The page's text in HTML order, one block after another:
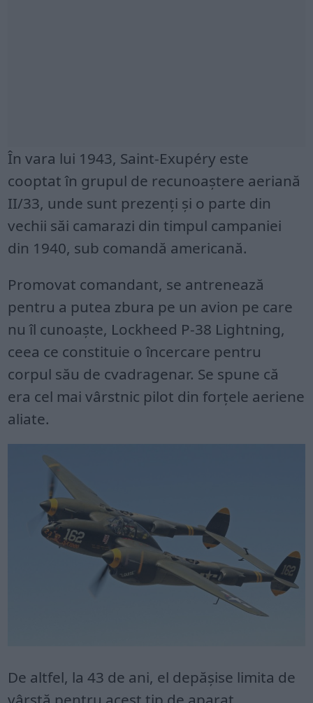
În vara lui 1943, Saint-Exupéry este
cooptat în grupul de recunoaștere aeriană
II/33, unde sunt prezenți și o parte din
vechii săi camarazi din timpul campaniei
din 1940, sub comandă americană.
Promovat comandant, se antrenează
pentru a putea zbura pe un avion pe care
nu îl cunoaște, Lockheed P-38 Lightning,
ceea ce constituie o încercare pentru
corpul său de cvadragenar. Se spune că
era cel mai vârstnic pilot din forțele aeriene
aliate.
De altfel, la 43 de ani, el depășise limita de